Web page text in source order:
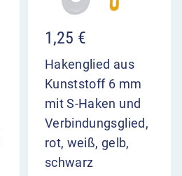
1,25 €
Hakenglied aus
Kunststoff 6 mm
mit S-Haken und
Verbindungsglied,
rot, weiß, gelb,
schwarz